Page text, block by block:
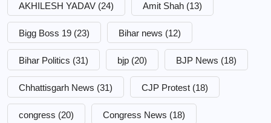
AKHILESH YADAV (24) Amit Shah (13)
Bigg Boss 19 (23) Bihar news (12)
Bihar Politics (31) bjp (20) BJP News (18)
Chhattisgarh News (31) CJP Protest (18)
congress (20) Congress News (18)